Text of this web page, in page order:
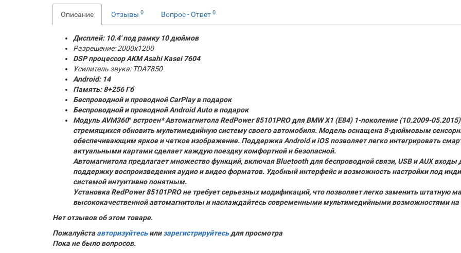
Описание Отзывы 0 Вопрос - Ответ 0
Дисплей: 10.4' под рамку 10 дюймов
Разрешение: 2000x1200
DSP процессор AKM Asahi Kasei 7604
Усилитель звука: TDA7850
Android: 14
Память:8+256 Гб
Беспроводной и проводной CarPlay в подарок
Беспроводной и проводной Android Auto в подарок
Модуль AVM360° встроен* Автомагнитола RedPower 85101PRO для BMW X1 (E84) 1-поколение (10.2009-
стремящихся обновить мультимедийную систему своего автомобиля. Модель оснащена 8-дюймовым
обеспечивающим яркое и четкое изображение. Поддержка Android и iOS позволяет легко интегрировать
актуальными картами сделает каждую поездку комфортной и безопасной.
Автомагнитола предлагает множество функций, включая Bluetooth для беспроводной связи, USB и AUX
поддержку воспроизведения аудио и видео форматов. Удобный интерфейс и возможность настройки под
системой интуитивно понятным.
Установка RedPower 85101PRO не требует серьезных модификаций, что позволяет легко заменить штатную
высококачественной автомагнитолы и наслаждайтесь современными мультимедийными возможностями
Нет отзывов об этом товаре.
Пожалуйста авторизуйтесьилизарегистрируйтесьдля просмотра
Пока не было вопросов.